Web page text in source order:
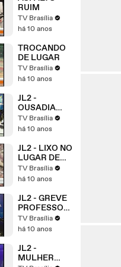
RUIM
TV Brasília
há 10 anos
TROCANDO
DE LUGAR
TV Brasília
há 10 anos
JL2 -
OUSADIA
SEM LIMITES
TV Brasília
há 10 anos
JL2 - LIXO NO
LUGAR DE
MUDAS
TV Brasília
há 10 anos
JL2 - GREVE
PROFESSOR
ES
TV Brasília
há 10 anos
JL2 -
MULHER